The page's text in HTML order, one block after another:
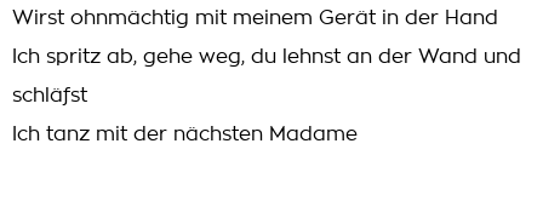
Wirst ohnmächtig mit meinem Gerät in der Hand
Ich spritz ab, gehe weg, du lehnst an der Wand und
schläfst
Ich tanz mit der nächsten Madame